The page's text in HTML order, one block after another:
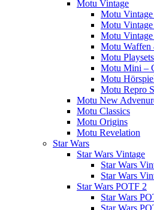
Motu Vintage
Motu
Motu
Motu
Motu Waffen
Motu
Motu Mini –
Motu
Motu Repro
Motu New
Motu Classics
Motu Origins
Motu Revelation
Star Wars
Star Wars Vintage
Star Wars
Star Wars
Star Wars POTF 2
Star Wars
Star Wars